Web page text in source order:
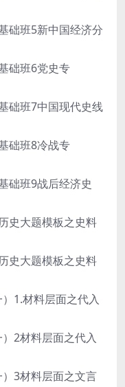
班5新中国经济分
础班6党史专
班7中国现代史线
础班8冷战专
班9战后经济史
大题模板之史料
大题模板之史料
1.材料层面之代入
2材料层面之代入
3材料层面之文言